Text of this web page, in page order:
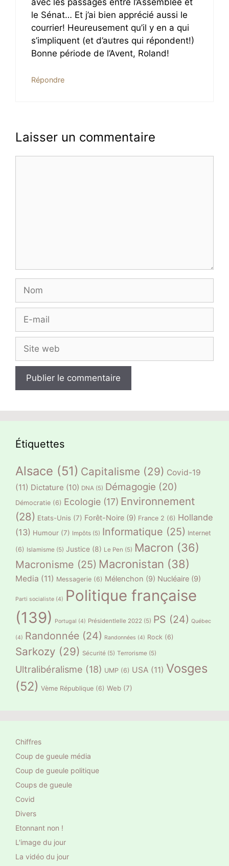
avec les passages entre l’Assemblée et
le Sénat… Et j’ai bien apprécié aussi le
courrier! Heureusement qu’il y en a qui
s’impliquent (et d’autres qui répondent!)
Bonne période de l’Avent, Roland!
Répondre
Laisser un commentaire
Nom
Site
web
Étiquettes
Alsace (51) Capitalisme (29) Covid-19
(11) Dictature (10) DNA (5) Démagogie (20)
Démocratie (6) Ecologie (17) Environnement
(28) Etats-Unis (7) Forêt-Noire (9) France 2 (6) Hollande
(13) Humour (7) Impôts (5) Informatique (25) Internet
(6) Islamisme (5) Justice (8) Le Pen (5) Macron (36)
Macronisme (25) Macronistan (38)
Media (11) Messagerie (6) Mélenchon (9) Nucléaire (9)
Parti socialiste (4) Politique française
(139)
Portugal (4) Présidentlelle 2022 (5) PS (24) Québec
(4) Randonnée (24) Randonnées (4) Rock (6)
Sarkozy (29) Sécurité (5) Terrorisme (5)
Ultralibéralisme (18) UMP (6) USA (11) Vosges
(52) Vème République (6) Web (7)
Chiffres
Coup de gueule média
Coup de gueule politique
Coups de gueule
Covid
Divers
Etonnant non !
L'image du jour
La vidéo du jour